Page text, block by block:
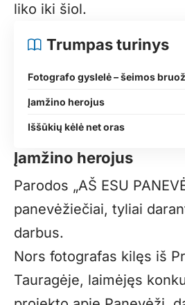
liko iki šiol.
Trumpas turinys
Fotografo gyslelė – šeimos
Įamžino herojus
Iššūkių kėlė net oras
Įamžino herojus
Parodos „AŠ ESU
panevėžiečiai, tyliai
darbus.
Nors fotografas kilęs iš
Tauragėje, laimėjęs